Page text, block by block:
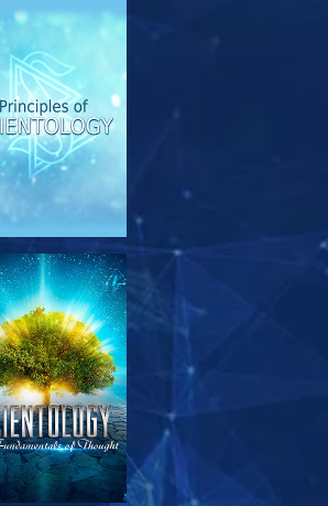
SE